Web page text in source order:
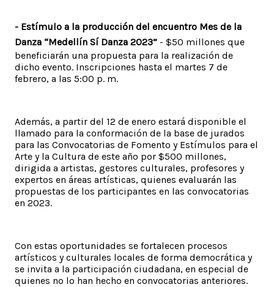
- Estímulo a la producción del encuentro Mes de la
Danza “Medellín Sí Danza 2023” - $50 millones que
beneficiarán una propuesta para la realización de
dicho evento. Inscripciones hasta el martes 7 de
febrero, a las 5:00 p. m.
Además, a partir del 12 de enero estará disponible el
llamado para la conformación de la base de jurados
para las Convocatorias de Fomento y Estímulos para el
Arte y la Cultura de este año por $500 millones,
dirigida a artistas, gestores culturales, profesores y
expertos en áreas artísticas, quienes evaluarán las
propuestas de los participantes en las convocatorias
en 2023.
Con estas oportunidades se fortalecen procesos
artísticos y culturales locales de forma democrática y
se invita a la participación ciudadana, en especial de
quienes no lo han hecho en convocatorias anteriores.